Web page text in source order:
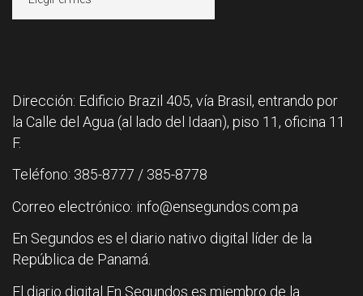
Dirección: Edificio Brazil 405, vía Brasil, entrando por
la Calle del Agua (al lado del Idaan), piso 11, oficina 11
F.
Teléfono: 385-8777 / 385-8778
Correo electrónico: info@ensegundos.com.pa
En Segundos es el diario nativo digital líder de la
República de Panamá.
El diario digital En Segundos es miembro de la